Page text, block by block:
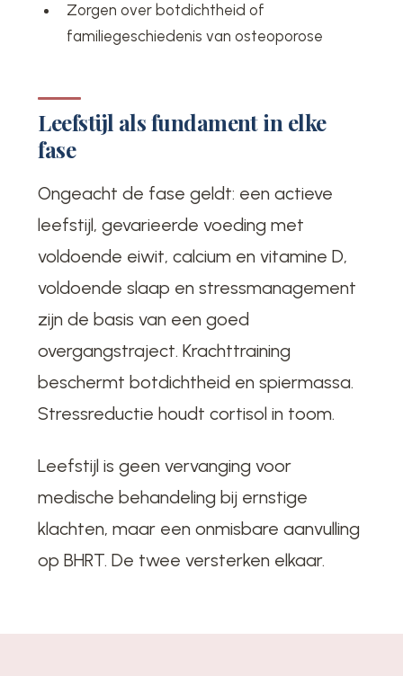
Zorgen over botdichtheid of
familiegeschiedenis van osteoporose
Leefstijl als fundament in elke
fase
Ongeacht de fase geldt: een actieve
leefstijl, gevarieerde voeding met
voldoende eiwit, calcium en vitamine D,
voldoende slaap en stressmanagement
zijn de basis van een goed
overgangstraject. Krachttraining
beschermt botdichtheid en spiermassa.
Stressreductie houdt cortisol in toom.
Leefstijl is geen vervanging voor
medische behandeling bij ernstige
klachten, maar een onmisbare aanvulling
op BHRT. De twee versterken elkaar.